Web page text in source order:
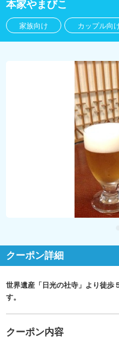
本家やまびこ
家族向け カップル向
クーポン詳細
世界遺産「日光の社寺」より徒歩
す。
クーポン内容